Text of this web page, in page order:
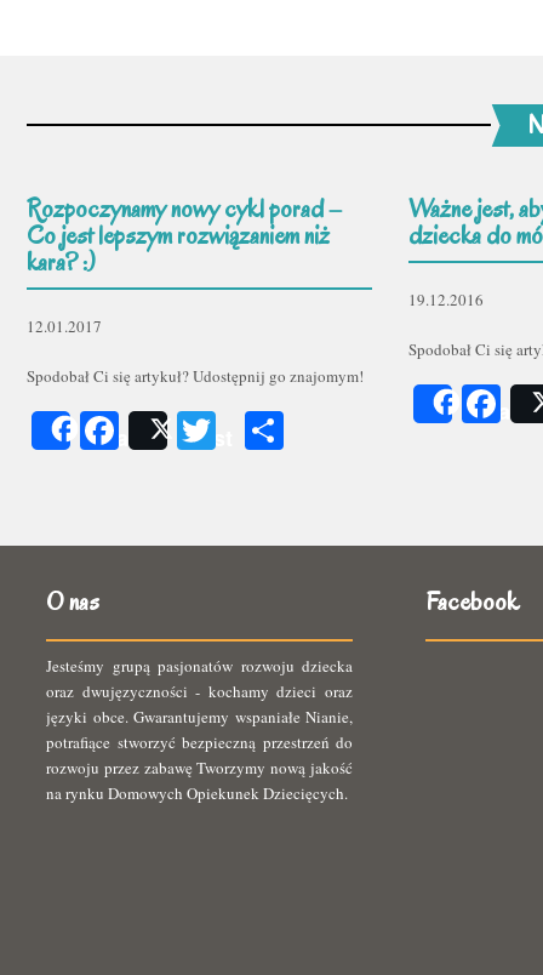
Rozpoczynamy nowy cykl porad –
Co jest lepszym rozwiązaniem niż
kara? :)
12.01.2017
Spodobał Ci się artykuł? Udostępnij go znajomym!
ShareFacebook
Post Twitter
Ważne jest,
dziecka do
19.12.2016
Spodobał Ci się
Share
O nas
Jesteśmy grupą pasjonatów rozwoju dziecka
oraz dwujęzyczności - kochamy dzieci oraz
języki obce. Gwarantujemy wspaniałe Nianie,
potrafiące stworzyć bezpieczną przestrzeń do
rozwoju przez zabawę Tworzymy nową jakość
na rynku Domowych Opiekunek Dziecięcych.
Facebook